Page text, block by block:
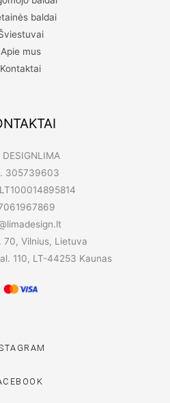
baldai
Apie mus
Kontaktai
DESIGNLIMA
305739603
70, Vilnius, Lietuva
110, LT-44253 Kaunas